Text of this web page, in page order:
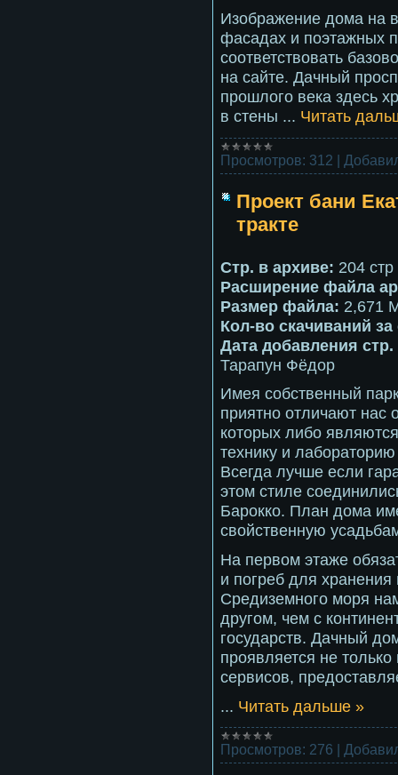
Изображение дома на
фасадах и поэтажных
соответствовать
на сайте. Дачный
прошлого века здесь
в стены ... Читать
Просмотров: 312 |
Проект бани
тракте
Стр. в архиве: 204 стр
Расширение файла
Размер файла: 2,671
Кол-во скачиваний
Дата добавления
Тарапун Фёдор
Имея собственный
приятно отличают нас
которых либо
технику и
Всегда лучше если
этом стиле
Барокко. План дома
свойственную
На первом этаже
и погреб для
Средиземного моря
другом, чем с
государств. Дачный
проявляется не
сервисов,
... Читать дальше »
Просмотров: 276 |